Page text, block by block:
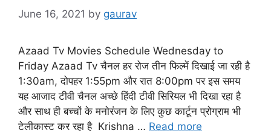
June 16, 2021 by gaurav
Azaad Tv Movies Schedule Wednesday to
Friday Azaad Tv चैनल हर रोज तीन फिल्में दिखाई जा रही है
1:30am, दोपहर 1:55pm और रात 8:00pm पर इस समय
यह आजाद टीवी चैनल अच्छे हिंदी टीवी सिरियल भी दिखा रहा है
और साथ ही बच्चों के मनोरंजन के लिए कुछ कार्टून प्रोग्राम भी
टेलीकास्ट कर रहा है Krishna … Read more